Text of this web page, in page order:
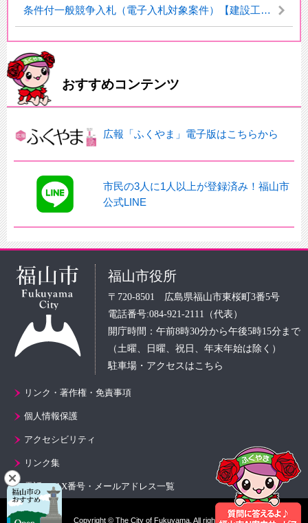
条件付一般競争入札（電子入札対象案件）【建設工事】のお知らせ（福山市上下水道局発注分）
おすすめコンテンツ
広報「ふくやま」電子版はこちらから
市民の3人に1人以上が登録済み！福山市
公式LINE
福山市役所
〒720-8501 広島県福山市東桜町3番5号
電話番号:084-921-2111（代表）
開庁時間：午前8時30分から午後5時15分まで
（土曜、日曜、祝日、年末年始は除く）
駐車場・アクセスはこちら
リンク・著作権・免責事項
個人情報保護
アクセシビリティ
リンク集
電話・FAX番号・メールアドレス一覧
Copyright © The City of Fukuyama. All rights reserved.